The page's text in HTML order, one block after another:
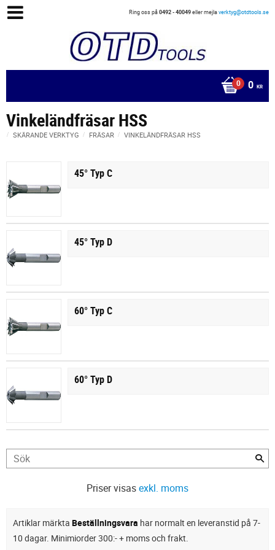
Ring oss på0492 - 40049eller mejlaverktyg@otdtools.se
0 KR
Vinkeländfräsar HSS
SKÄRANDE VERKTYG FRÄSAR VINKELÄNDFRÄSAR HSS
45° Typ C
45° Typ D
60° Typ C
60° Typ D
Priser visasexkl. moms
Artiklar märkta Beställningsvara har normalt en leveranstid på 7-
10 dagar. Minimiorder 300:- + moms och frakt.